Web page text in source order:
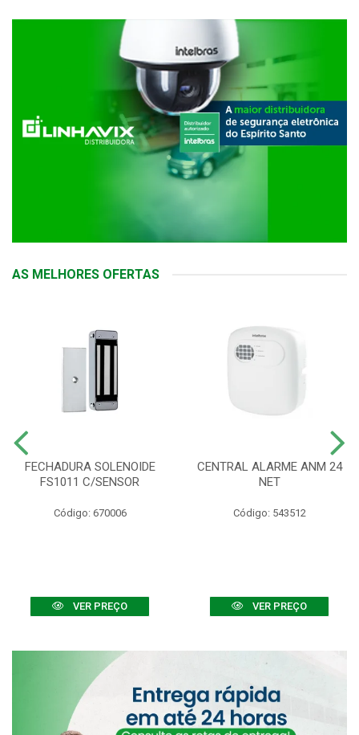
AS MELHORES OFERTAS
FECHADURA SOLENOIDE
FS1011 C/SENSOR
Código: 670006
VER PREÇO
CENTRAL ALARME ANM 24
NET
Código: 543512
VER PREÇO